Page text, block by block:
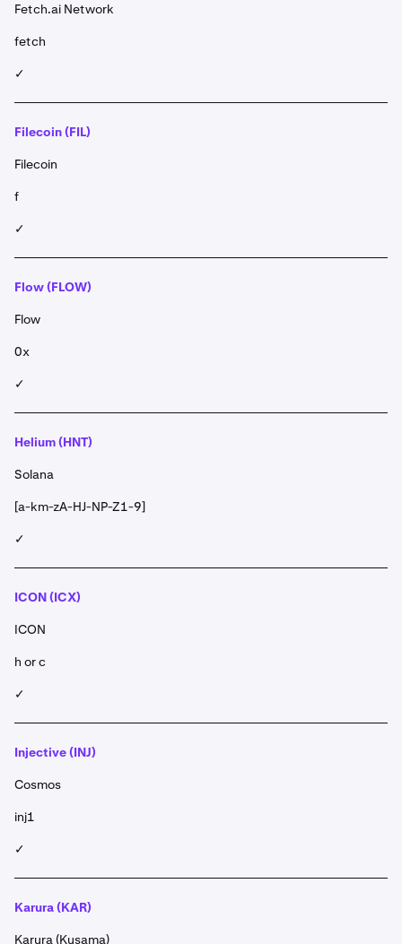
Fetch.ai Network
fetch
✓
Filecoin (FIL)
Filecoin
f
✓
Flow (FLOW)
Flow
0x
✓
Helium (HNT)
Solana
[a-km-zA-HJ-NP-Z1-9]
✓
ICON (ICX)
ICON
h or c
✓
Injective (INJ)
Cosmos
inj1
✓
Karura (KAR)
Karura (Kusama)